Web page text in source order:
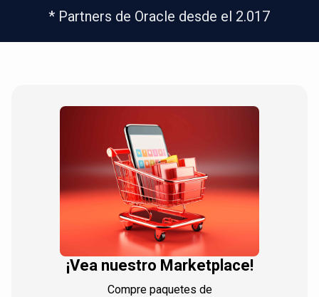
* Partners de Oracle desde el 2.017
¡Vea nuestro Marketplace!
Compre paquetes de